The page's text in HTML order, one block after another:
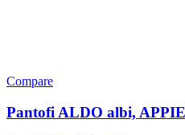
Compare
Pantofi ALDO albi,